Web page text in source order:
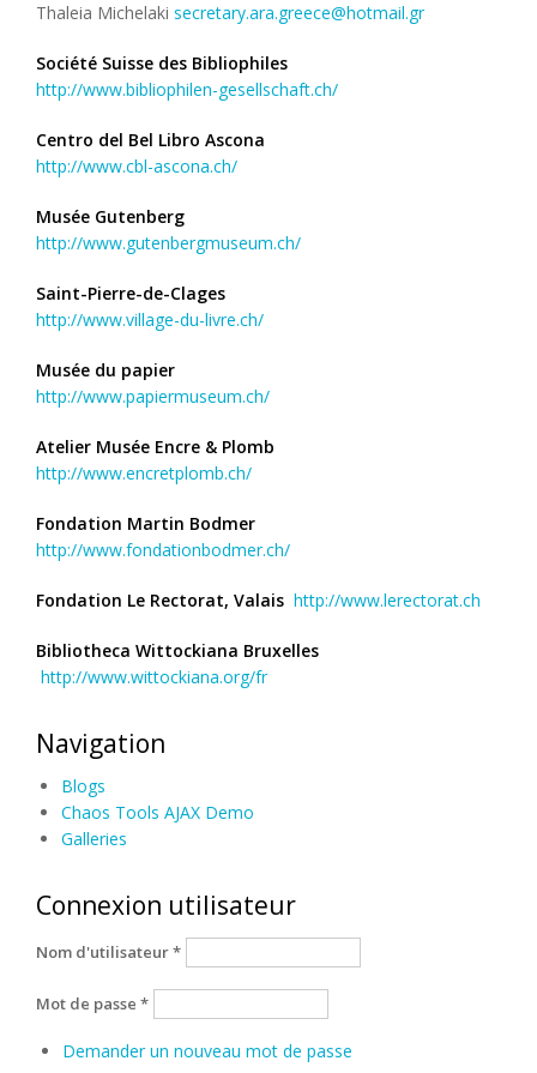
Thaleia Michelaki secretary.ara.greece@hotmail.gr
Société Suisse des Bibliophiles
http://www.bibliophilen-gesellschaft.ch/
Centro del Bel Libro Ascona
http://www.cbl-ascona.ch/
Musée Gutenberg
http://www.gutenbergmuseum.ch/
Saint-Pierre-de-Clages
http://www.village-du-livre.ch/
Musée du papier
http://www.papiermuseum.ch/
Atelier Musée Encre & Plomb
http://www.encretplomb.ch/
Fondation Martin Bodmer
http://www.fondationbodmer.ch/
Fondation Le Rectorat, Valais http://www.lerectorat.ch
Bibliotheca Wittockiana Bruxelles
http://www.wittockiana.org/fr
Navigation
Blogs
Chaos Tools AJAX Demo
Galleries
Connexion utilisateur
Nom d'utilisateur*
Mot de passe *
Demander un nouveau mot de passe